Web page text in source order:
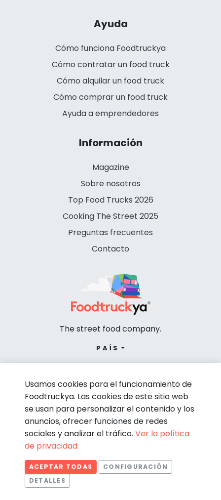
Ayuda
Cómo funciona Foodtruckya
Cómo contratar un food truck
Cómo alquilar un food truck
Cómo comprar un food truck
Ayuda a emprendedores
Información
Magazine
Sobre nosotros
Top Food Trucks 2026
Cooking The Street 2025
Preguntas frecuentes
Contacto
The street food company.
PAÍS
© Foodtruckya 2026
Condiciones de contratación Política de privacidad
Aviso legal
Usamos cookies para el funcionamiento de
Foodtruckya. Las cookies de este sitio web
se usan para personalizar el contenido y los
anuncios, ofrecer funciones de redes
sociales y analizar el tráfico. Ver la política
de privacidad
ACEPTAR TODAS
CONFIGURACIÓN
DETALLES